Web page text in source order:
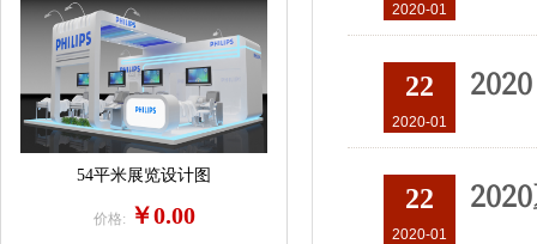
2020-01
22
2020-01
22
2020-01
54平米展览设计图
价格: ￥0.00